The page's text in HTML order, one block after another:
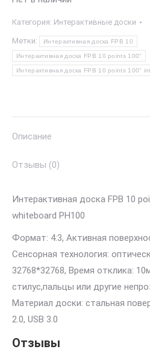
Категория: Интерактивные доски
Метки: Интерактивная доска FPB 10
Интерактивная доска FPB 10 points 100"
Интерактивная доска FPB 10 points 100"
Описание
Отзывы (0)
Интерактивная доска FPB 10
whiteboard PH100
Формат: 4:3, Активная
Сенсорная технология:
32768*32768, Время отклика:
стилус,пальцы или другие
Материал доски: стальная
2.0, USB 3.0
Отзывы